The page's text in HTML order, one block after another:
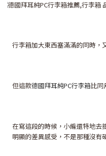
行李箱加大東西塞滿滿的同時，
但這款德國拜耳純PC行李箱比同
在寫這段的時候，小編還特地去
明顯的差異感受，不是那種沒有